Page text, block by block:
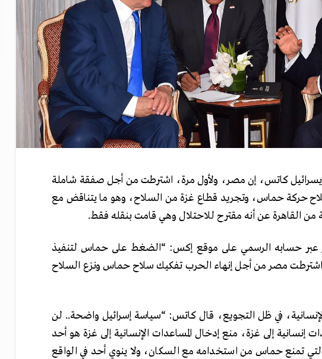
يسرائيل كاتس، إن مصر، ولأول مرة، اشترطت من أجل صفقة شاملة
حركة حماس، وتجريد قطاع غزة من السلاح، وهو ما يتناقض مع
القاهرة عن أنه مقترح للاحتلال وهي قامت بنقله فقط.
حسابه الرسمي على موقع إكس: “الضغط على حماس لتنفيذ
اشترطت مصر من أجل إنهاء الحرب تفكيك سلاح حماس ونزع السلاح
في ظل التجويع، قال كاتس: “سياسة إسرائيل واضحة.. لن
إلى غزة، منع إدخال المساعدات الإنسانية إلى غزة هو أحد
تمنع حماس من استخدامه مع السكان، ولا ينوي أحد في الواقع